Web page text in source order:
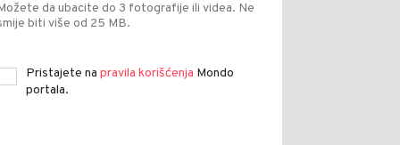
da ubacite do 3 fotografije ili videa. Ne
biti više od 25 MB.
Pristajete na pravila korišćenja Mondo
portala.